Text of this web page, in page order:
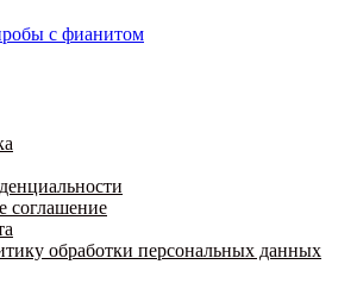
с фианитом
соглашение
обработки персональных данных